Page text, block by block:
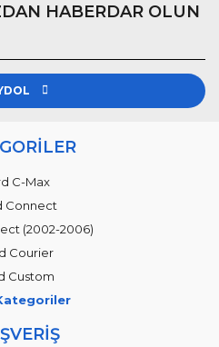
HABERDAR OLUN
C-Max
Connect
(2002-2006)
Courier
Custom